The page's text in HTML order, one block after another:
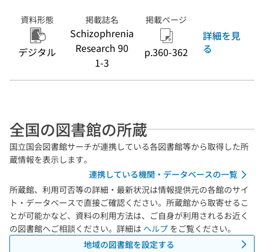
資料形態
デジタル
掲載誌名
Schizophrenia
Research 90
1-3
掲載ページ
p.360-362
詳細を見
る
全国の図書館の所蔵
国立国会図書館サーチが連携している各図書館等から取得した所
蔵情報を表示します。
連携している機関・データベースの一覧
所蔵館、利用可否等の詳細・最新状況は情報提供元の各館のサイ
ト・データベースで直接ご確認ください。所蔵館から取寄せるこ
とが可能かなど、資料の利用方法は、ご自身が利用されるお近く
の図書館へご相談ください。詳細は ヘルプ をご覧ください。
地域の図書館を設定する